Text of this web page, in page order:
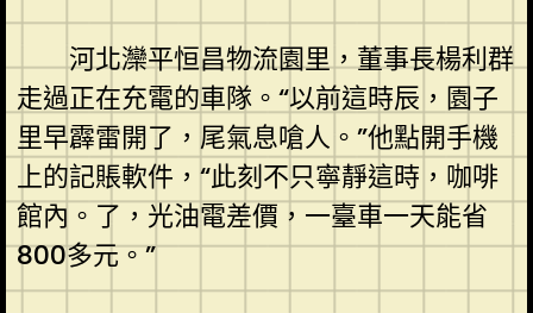
河北灤平恒昌物流園里，董事長楊利群
走過正在充電的車隊。“以前這時辰，園子
里早霹雷開了，尾氣息嗆人。”他點開手機
上的記賬軟件，“此刻不只寧靜這時，咖啡
館內。了，光油電差價，一臺車一天能省
800多元。”